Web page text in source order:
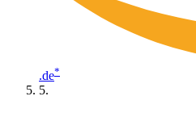
.de*